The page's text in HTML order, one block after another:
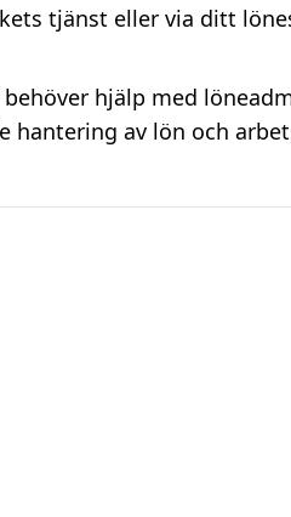
tjänst eller via ditt
hjälp med
av lön och